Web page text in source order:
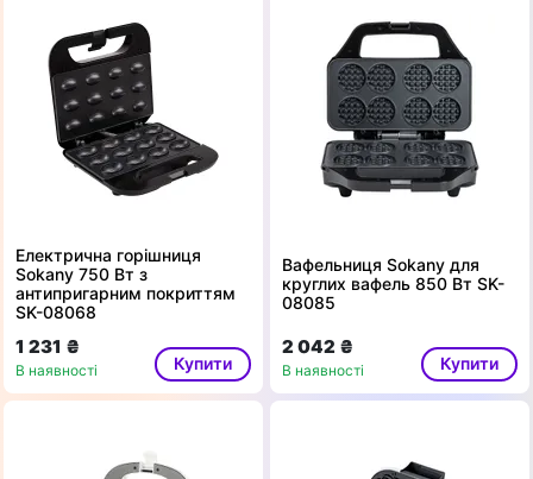
Електрична горішниця
Sokany 750 Вт з
антипригарним покриттям
SK-08068
1 231 ₴
В наявності Купити
Вафельниця Sokany для
круглих вафель 850 Вт SK-
08085
2 042 ₴
В наявності Купити